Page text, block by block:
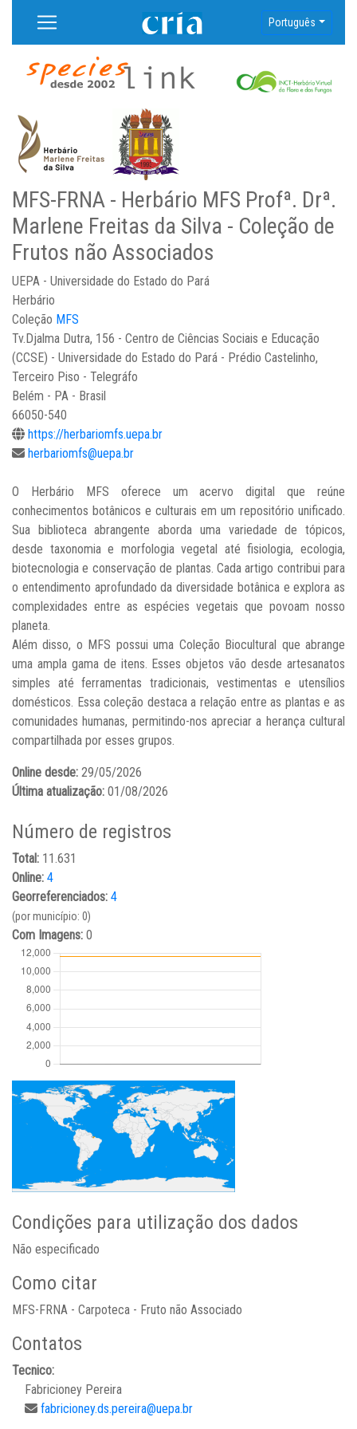
Português
MFS-FRNA - Herbário MFS Profª. Drª.
Marlene Freitas da Silva - Coleção de
Frutos não Associados
UEPA - Universidade do Estado do Pará
Herbário
Coleção MFS
Tv.Djalma Dutra, 156 - Centro de Ciências Sociais e Educação
(CCSE) - Universidade do Estado do Pará - Prédio Castelinho,
Terceiro Piso - Telegráfo
Belém - PA - Brasil
66050-540
https://herbariomfs.uepa.br
herbariomfs@uepa.br
O Herbário MFS oferece um acervo digital que reúne
conhecimentos botânicos e culturais em um repositório unificado.
Sua biblioteca abrangente aborda uma variedade de tópicos,
desde taxonomia e morfologia vegetal até fisiologia, ecologia,
biotecnologia e conservação de plantas. Cada artigo contribui para
o entendimento aprofundado da diversidade botânica e explora as
complexidades entre as espécies vegetais que povoam nosso
planeta.
Além disso, o MFS possui uma Coleção Biocultural que abrange
uma ampla gama de itens. Esses objetos vão desde artesanatos
simples até ferramentas tradicionais, vestimentas e utensílios
domésticos. Essa coleção destaca a relação entre as plantas e as
comunidades humanas, permitindo-nos apreciar a herança cultural
compartilhada por esses grupos.
Online desde: 29/05/2026
Última atualização: 01/08/2026
Número de registros
Total: 11.631
Online: 4
Georreferenciados: 4
(por município: 0)
Com Imagens: 0
Condições para utilização dos dados
Não especificado
Como citar
MFS-FRNA - Carpoteca - Fruto não Associado
Contatos
Tecnico:
Fabricioney Pereira
fabricioney.ds.pereira@uepa.br